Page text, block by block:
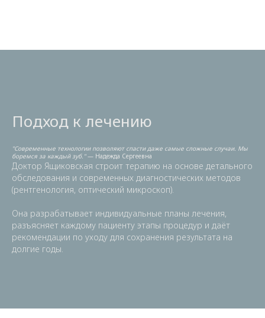
Подход к лечению
"Современные технологии позволяют спасти даже самые сложные случаи. Мы
боремся за каждый зуб."— Надежда Сергеевна
Доктор Ящиковская строит терапию на основе детального
обследования и современных диагностических методов
(рентгенология, оптический микроскоп).
Она разрабатывает индивидуальные планы лечения,
разъясняет каждому пациенту этапы процедур и даёт
рекомендации по уходу для сохранения результата на
долгие годы.